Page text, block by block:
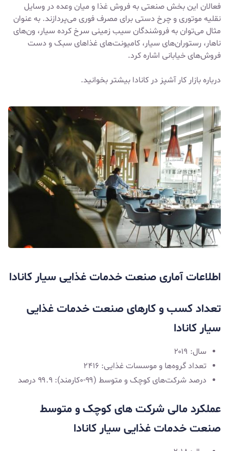
فعالان این بخش صنعتی به فروش غذا و میان وعده در وسایل
نقلیه موتوری و چرخ دستی برای مصرف فوری می‌پردازند. به عنوان
مثال می‌توان به فروشندگان سیب زمینی سرخ کرده سیار، ون‌های
ناهار، رستوران‌های سیار، کامیونت‌های غذاهای سبک و دست
فروش‌های خیابانی اشاره کرد.
درباره بازار کار آشپز در کانادا بیشتر بخوانید.
اطلاعات آماری صنعت خدمات غذایی سیار کانادا
تعداد کسب و کارهای صنعت خدمات غذایی
سیار کانادا
سال: ۲۰۱۹
تعداد گروه‌ها و موسسات غذایی: ۲۴۱۶
درصد شرکت‌های کوچک و متوسط (۹۹-۰کارمند): ۹۹.۹ درصد
عملکرد مالی شرکت‌ های کوچک و متوسط
صنعت خدمات غذایی سیار کانادا